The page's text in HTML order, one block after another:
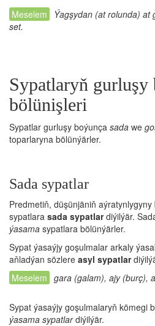
Ýagşydan (at rolunda) at
set.
Sypatlaryň gurluşy
bölünişleri
Sypatlar gurluşy boýunça sada we
toparlaryna bölünýärler.
Sada sypatlar
Predmetiň, düşünjäniň
sypatlara sada sypatlardiýilýär.
ýasama sypatlara bölünýärler.
Sypat ýasaýjy goşulmalar arkaly
aňladýan sözlere asyl sypatlar
gara (galam), ajy (burç),
Sypat ýasaýjy goşulmalaryň kömegi
ýasama sypatlardiýilýär.